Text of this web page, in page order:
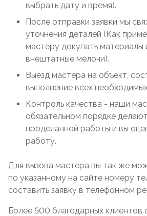
выбрать дату и время).
После отправки заявки мы
уточнения деталей (Как
мастеру докупать материалы
внештатные мелочи).
Выезд мастера на объект,
выполнение всех
Контроль качества - наши
обязательном порядке
проделанной работы и вы
работу.
Для вызова мастера вы так же
по указанному на сайте номеру
составить заявку в телефонном
Более 500 благодарных клиентов